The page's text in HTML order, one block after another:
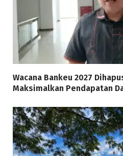
Wacana Bankeu 2027
Maksimalkan Pendapatan